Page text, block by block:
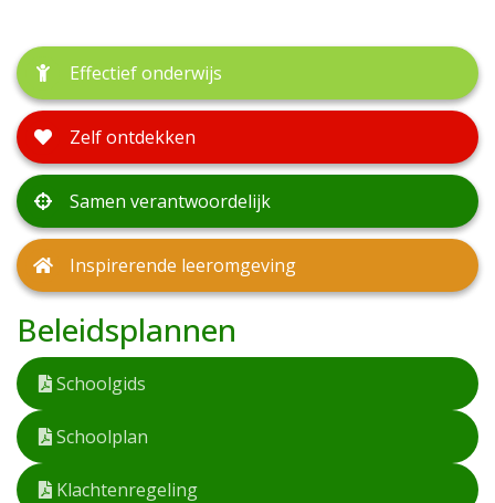
Effectief onderwijs
Zelf ontdekken
Samen verantwoordelijk
Inspirerende leeromgeving
Beleidsplannen
Schoolgids
Schoolplan
Klachtenregeling